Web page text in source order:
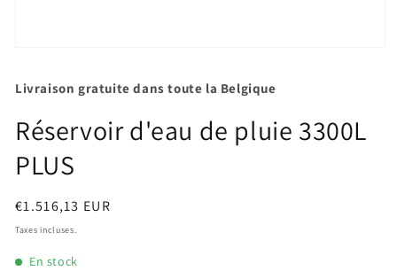
1
une
fenêtre
Livraison gratuite dans toute la Belgique
Réservoir d'eau de pluie 3300L
PLUS
Prix
habituel
€1.516,13 EUR
Taxes incluses.
En stock